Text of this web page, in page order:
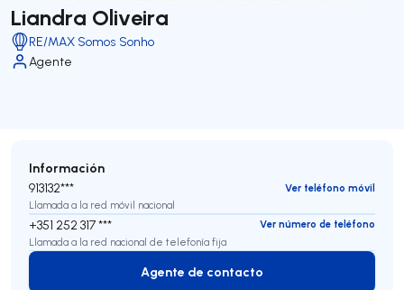
Liandra Oliveira
RE/MAX Somos Sonho
Agente
Información
913132***
Ver teléfono móvil
Llamada a la red móvil nacional
+351 252 317 ***
Ver número de teléfono
Llamada a la red nacional de telefonía fija
Agente de contacto
Agente de contacto